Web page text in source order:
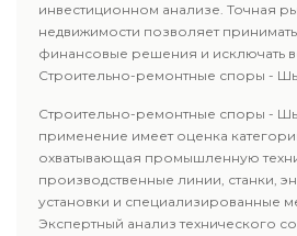
инвестиционном анализе. Точная
недвижимости позволяет
финансовые решения и исключать
Строительно-ремонтные споры -
Строительно-ремонтные споры -
применение имеет оценка
охватывающая промышленную
производственные линии, станки,
установки и специализированные
Экспертный анализ технического